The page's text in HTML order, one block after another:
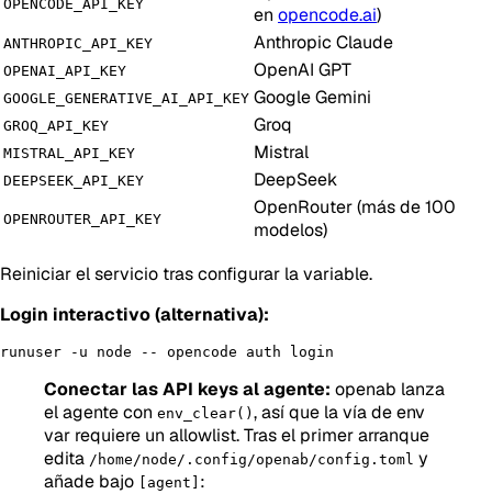
OPENCODE_API_KEY
en opencode.ai)
ANTHROPIC_API_KEY Anthropic Claude
OPENAI_API_KEY OpenAI GPT
GOOGLE_GENERATIVE_AI_API_KEY Google Gemini
GROQ_API_KEY Groq
MISTRAL_API_KEY Mistral
DEEPSEEK_API_KEY DeepSeek
OPENROUTER_API_KEY
OpenRouter (más de 100
modelos)
Reiniciar el servicio tras configurar la variable.
Login interactivo (alternativa):
Conectar las API keys al agente: openab lanza
el agente con env_clear() , así que la vía de env
var requiere un allowlist. Tras el primer arranque
edita /home/node/.config/openab/config.toml y
añade bajo [agent] :